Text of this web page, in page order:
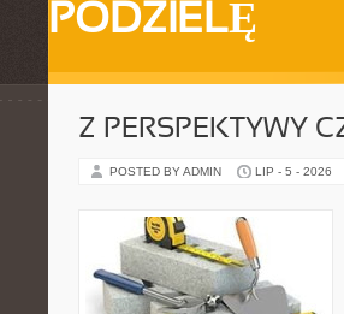
PODZIELĘ
Z PERSPEKTYWY
POSTED BY ADMIN LIP - 5 - 2026